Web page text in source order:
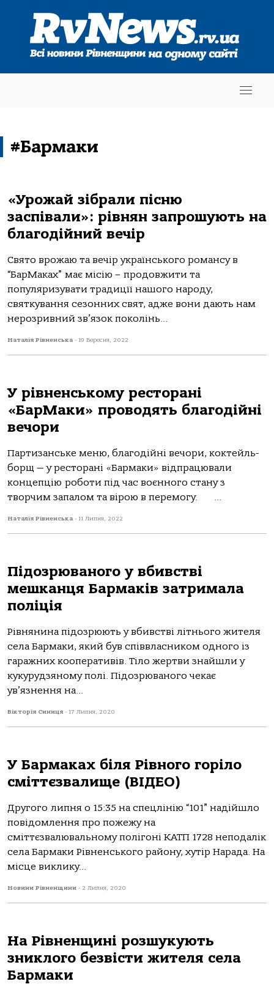
#Бармаки
«Урожай зібрали пісню
заспівали»: рівнян запрошують на
благодійний вечір
Свято врожаю та вечір українського романсу в
“БарМаках” має місію – продовжити та
популяризувати традиції нашого народу,
святкування сезонних свят, адже вони дають нам
нерозривний зв’язок поколінь...
Наталія Рівненська - 19 Вересня, 2022
У рівненському ресторані
«БарМаки» проводять благодійні
вечори
Партизанське меню, благодійні вечори, коктейль-
борщ — у ресторані «Бармаки» відпрацювали
концепцію роботи під час воєнного стану з
творчим запалом та вірою в перемогу. ...
Наталія Рівненська - 11 Липня, 2022
Підозрюваного у вбивстві
мешканця Бармаків затримала
поліція
Рівнянина підозрюють у вбивстві літнього жителя
села Бармаки, який був співвласником одного із
гаражних кооперативів. Тіло жертви знайшли у
кукурудзяному полі. Підозрюваного чекає
ув’язнення на...
Вікторія Синиця - 17 Липня, 2020
У Бармаках біля Рівного горіло
сміттєзвалище (ВІДЕО)
Другого липня о 15:35 на спецлінію “101” надійшло
повідомлення про пожежу на
сміттєзвалювальному полігоні КАТП 1728 неподалік
села Бармаки Рівненського району, хутір Нарада. На
місце виклику...
Новини Рівненщини - 2 Липня, 2020
На Рівненщині розшукують
зниклого безвісти жителя села
Бармаки